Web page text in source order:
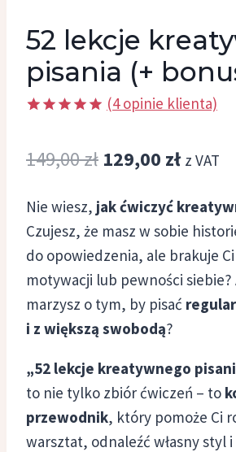
52 lekcje
pisania (+
na
podstawie
klientów
(4opinie klienta)
149,00zł Pierwotna
wynosiła:
149,00 zł.
129,00 zł
129,00
z VAT
Nie wiesz, jak ćwiczyć
Czujesz, że masz w sobie
do opowiedzenia, ale brakuje
motywacji lub pewności siebie?
marzysz o tym, by pisać
i z większą swobodą?
„52 lekcje kreatywnego
to nie tylko zbiór ćwiczeń – to
przewodnik, który pomoże Ci
warsztat, odnaleźć własny styl